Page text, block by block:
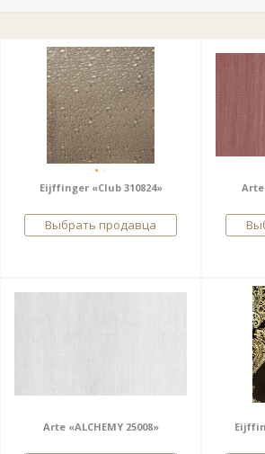
Eijffinger «Club 310824»
Выбрать продавца
Arte
Arte «ALCHEMY 25008»